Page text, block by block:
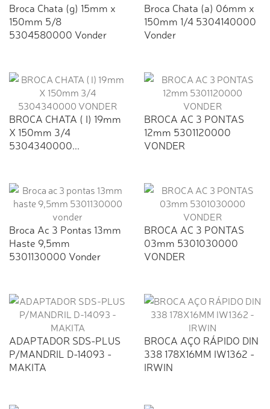
Broca Chata (g) 15mm x
150mm 5/8
5304580000 Vonder
Broca Chata (a) 06mm x
150mm 1/4 5304140000
Vonder
BROCA CHATA ( I) 19mm
X 150mm 3/4
5304340000...
BROCA AC 3 PONTAS
12mm 5301120000
VONDER
Broca Ac 3 Pontas 13mm
Haste 9,5mm
5301130000 Vonder
BROCA AC 3 PONTAS
03mm 5301030000
VONDER
ADAPTADOR SDS-PLUS
P/MANDRIL D-14093 -
MAKITA
BROCA AÇO RÁPIDO DIN
338 178X16MM IW1362 -
IRWIN